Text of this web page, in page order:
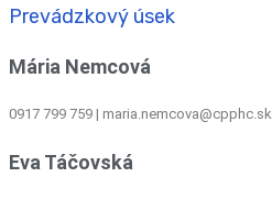
Prevádzkový úsek
Mária Nemcová
0917 799 759 | maria.nemcova@cpphc.sk
Eva Táčovská